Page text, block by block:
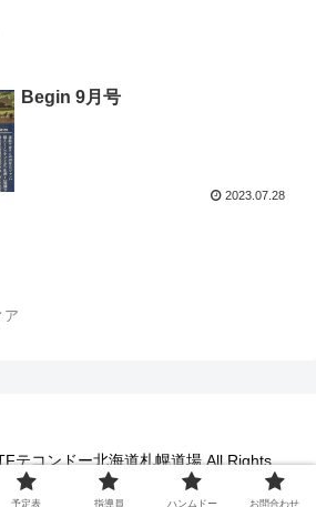
Begin 9月号
2023.07.28
ア
テコンドー北海道札幌道場 All Rights
Reserved.
予定表 指導員 ハンムドー お問合わせ